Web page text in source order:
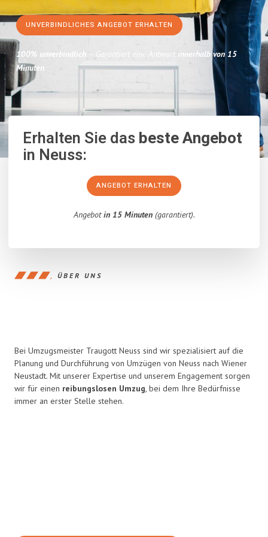
UNVERBINDLICHES ANGEBOT ERHALTEN
100% unverbindlich – Garantiert eine Antwort innerhalb von 15
Minuten.
Erhalten Sie dasbeste Angebot
in Neuss:
ANGEBOT ERHALTEN
Angebotin 15 Minuten(garantiert).
ÜBER UNS
Bei Umzugsmeister Traugott Neuss sind wir spezialisiert auf die
Planung und Durchführung von Umzügen von Neuss nach Wiener
Neustadt. Mit unserer Expertise und unserem Engagement sorgen
wir für einen reibungslosen Umzug, bei dem Ihre Bedürfnisse
immer an erster Stelle stehen.